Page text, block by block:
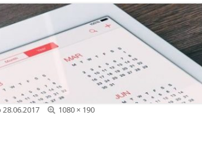
28.06.2017
Полный
1080 × 190